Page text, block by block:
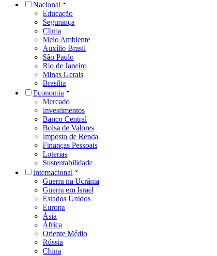
Nacional
Educação
Segurança
Clima
Meio Ambiente
Auxílio Brasil
São Paulo
Rio de Janeiro
Minas Gerais
Brasília
Economia
Mercado
Investimentos
Banco Central
Bolsa de Valores
Imposto de Renda
Finanças Pessoais
Loterias
Sustentabilidade
Internacional
Guerra na Ucrânia
Guerra em Israel
Estados Unidos
Europa
Ásia
África
Oriente Médio
Rússia
China